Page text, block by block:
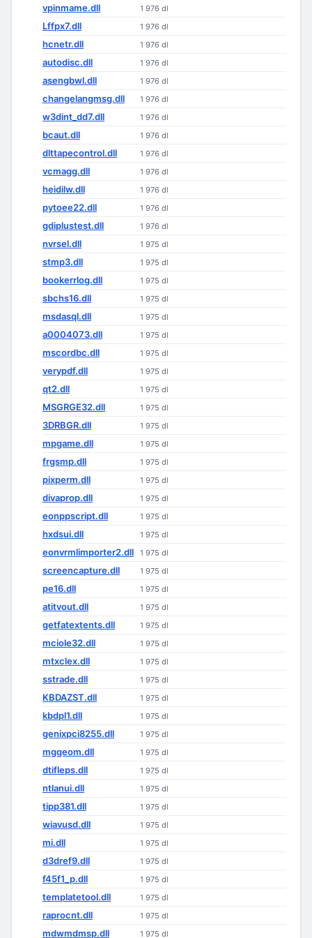
vpinmame.dll 1 976 dl
Lffpx7.dll 1 976 dl
hcnetr.dll 1 976 dl
autodisc.dll 1 976 dl
asengbwl.dll 1 976 dl
changelangmsg.dll 1 976 dl
w3dint_dd7.dll 1 976 dl
bcaut.dll 1 976 dl
dlttapecontrol.dll 1 976 dl
vcmagg.dll 1 976 dl
heidilw.dll 1 976 dl
pytoee22.dll 1 976 dl
gdiplustest.dll 1 976 dl
nvrsel.dll 1 975 dl
stmp3.dll 1 975 dl
bookerrlog.dll 1 975 dl
sbchs16.dll 1 975 dl
msdasql.dll 1 975 dl
a0004073.dll 1 975 dl
mscordbc.dll 1 975 dl
verypdf.dll 1 975 dl
qt2.dll 1 975 dl
MSGRGE32.dll 1 975 dl
3DRBGR.dll 1 975 dl
mpgame.dll 1 975 dl
frgsmp.dll 1 975 dl
pixperm.dll 1 975 dl
divaprop.dll 1 975 dl
eonppscript.dll 1 975 dl
hxdsui.dll 1 975 dl
eonvrmlimporter2.dll 1 975 dl
screencapture.dll 1 975 dl
pe16.dll 1 975 dl
atitvout.dll 1 975 dl
getfatextents.dll 1 975 dl
mciole32.dll 1 975 dl
mtxclex.dll 1 975 dl
sstrade.dll 1 975 dl
KBDAZST.dll 1 975 dl
kbdpl1.dll 1 975 dl
genixpci8255.dll 1 975 dl
mggeom.dll 1 975 dl
dtifleps.dll 1 975 dl
ntlanui.dll 1 975 dl
tipp381.dll 1 975 dl
wiavusd.dll 1 975 dl
mi.dll 1 975 dl
d3dref9.dll 1 975 dl
f45f1_p.dll 1 975 dl
templatetool.dll 1 975 dl
raprocnt.dll 1 975 dl
mdwmdmsp.dll 1 975 dl